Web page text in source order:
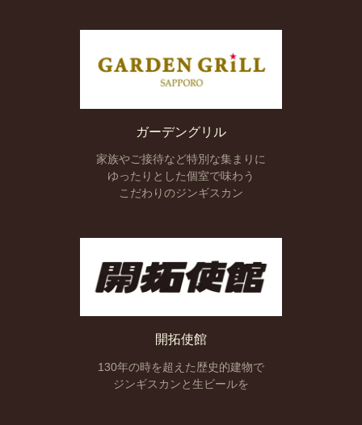
ガーデングリル
家族やご接待など特別な集まりに
ゆったりとした個室で味わう
こだわりのジンギスカン
開拓使館
130年の時を超えた歴史的建物で
ジンギスカンと生ビールを